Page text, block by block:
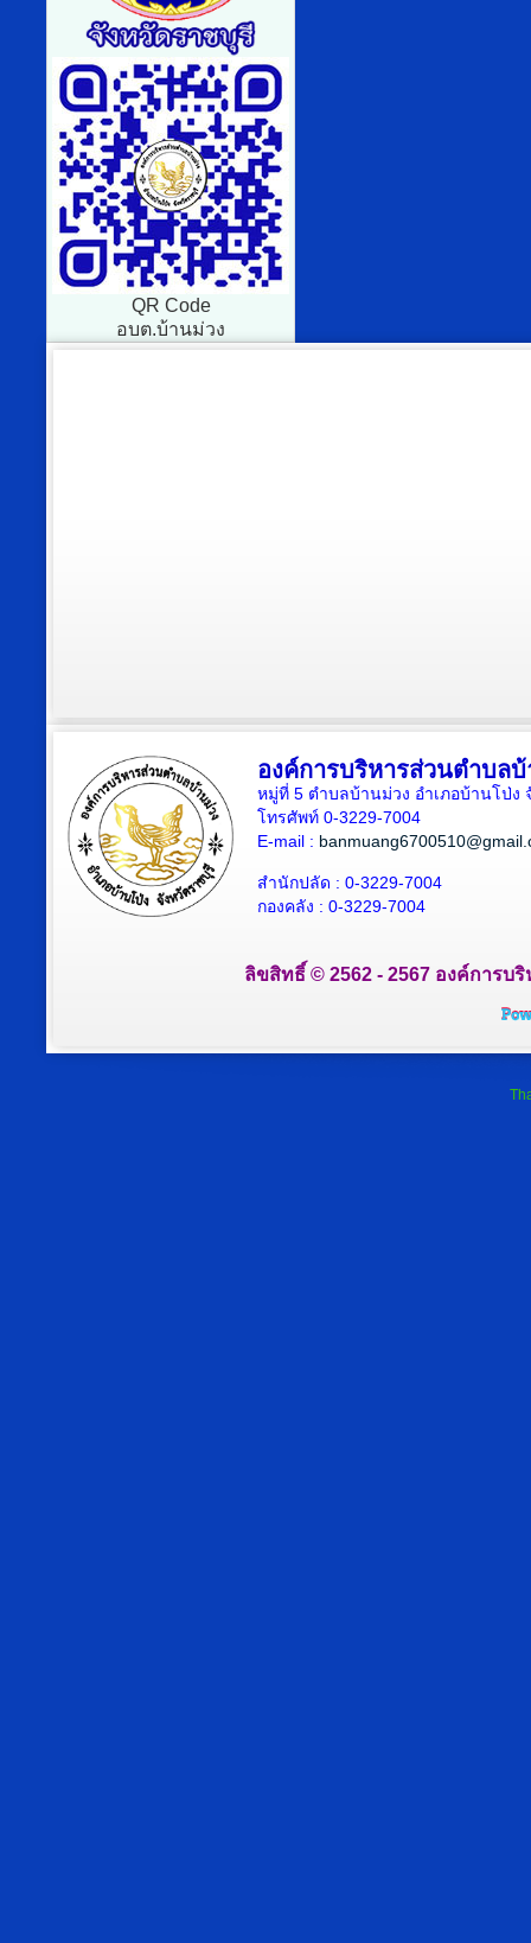
QR Code
อบต.บ้านม่วง
องค์การบริหารส่วนตำบล
หมู่ที่ 5 ตำบลบ้านม่วง อำเภอบ้านโป่ง
โทรศัพท์ 0-3229-7004
E-mail :
สำนักปลัด : 0-3229-7004
กองคลัง : 0-3229-7004
ลิขสิทธิ์ © 2562 - 2567 องค์การบ